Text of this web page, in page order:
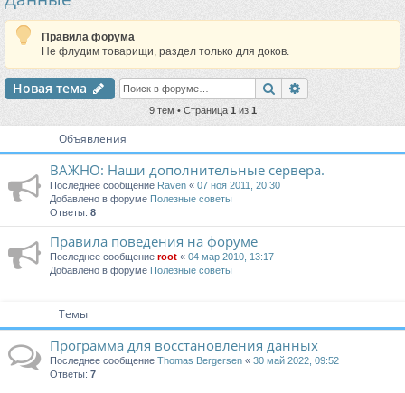
с
Правила форума
Не флудим товарищи, раздел только для доков.
Новая тема Поиск
9 тем • Страница 1 из 1
Объявления
ВАЖНО: Наши дополнительные сервера.
Последнее сообщение Raven « 07 ноя 2011, 20:30
Добавлено в форуме Полезные советы
Ответы: 8
Правила поведения на форуме
Последнее сообщение root « 04 мар 2010, 13:17
Добавлено в форуме Полезные советы
Темы
Программа для восстановления данных
Последнее сообщение Thomas Bergersen « 30 май 2022, 09:52
Ответы: 7